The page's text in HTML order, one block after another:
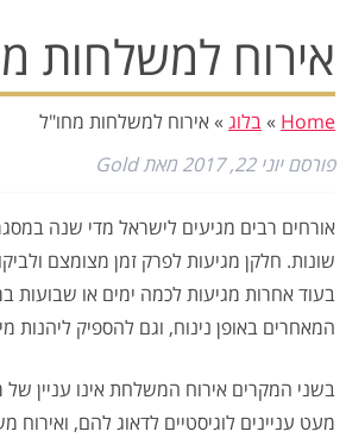
אירוח למשלחות
Home
» בלוג» אירוח למשלחות מחו"ל
פורסםיוני 22, 2017 מאת Gold
אורחים רבים מגיעים לישראל מדי שנה
שונות. חלקן מגיעות לפרק זמן מצומצם
בעוד אחרות מגיעות לכמה ימים או שבועות
המאחרים באופן נינוח, וגם להספיק ליהנות
בשני המקרים אירוח המשלחת אינו עניין
מעט עניינים לוגיסטיים לדאוג להם,